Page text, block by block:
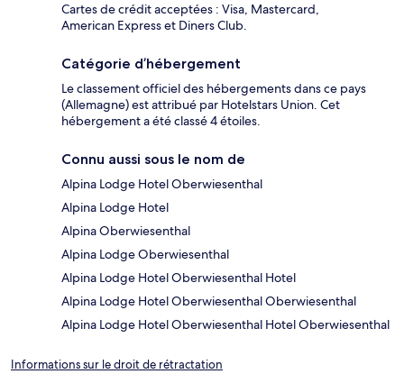
Cartes de crédit acceptées : Visa, Mastercard,
American Express et Diners Club.
Catégorie d’hébergement
Le classement officiel des hébergements dans ce pays
(Allemagne) est attribué par Hotelstars Union. Cet
hébergement a été classé 4 étoiles.
Connu aussi sous le nom de
Alpina Lodge Hotel Oberwiesenthal
Alpina Lodge Hotel
Alpina Oberwiesenthal
Alpina Lodge Oberwiesenthal
Alpina Lodge Hotel Oberwiesenthal Hotel
Alpina Lodge Hotel Oberwiesenthal Oberwiesenthal
Alpina Lodge Hotel Oberwiesenthal Hotel Oberwiesenthal
Informations sur le droit de rétractation